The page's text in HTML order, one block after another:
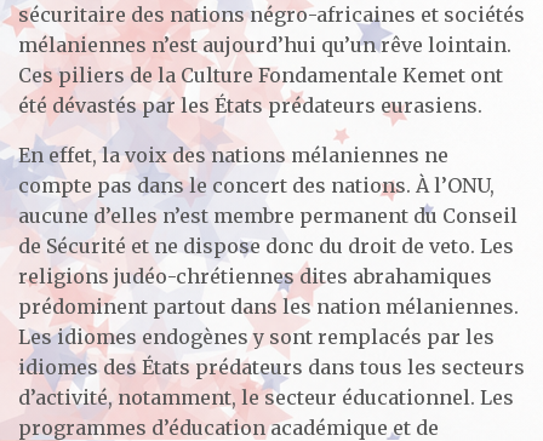
sécuritaire des nations négro-africaines et sociétés
mélaniennes n’est aujourd’hui qu’un rêve lointain.
Ces piliers de la Culture Fondamentale Kemet ont
été dévastés par les États prédateurs eurasiens.
En effet, la voix des nations mélaniennes ne
compte pas dans le concert des nations. À l’ONU,
aucune d’elles n’est membre permanent du Conseil
de Sécurité et ne dispose donc du droit de veto. Les
religions judéo-chrétiennes dites abrahamiques
prédominent partout dans les nation mélaniennes.
Les idiomes endogènes y sont remplacés par les
idiomes des États prédateurs dans tous les secteurs
d’activité, notamment, le secteur éducationnel. Les
programmes d’éducation académique et de